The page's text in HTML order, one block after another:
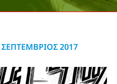
ΣΕΠΤΈΜΒΡΙΟΣ 2017